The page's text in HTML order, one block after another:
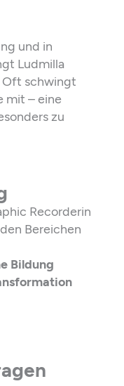
und in
Ludmilla
Oft schwingt
mit – eine
zu
Recorderin
Bereichen
Bildung